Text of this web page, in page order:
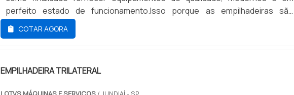
perfeito estado de funcionamento.Isso porque as empilhadeiras são
máquinas muito importante e a locação é a solução ideal para os casos em
que precisam utilizar por pouco tempo, e e assim contam com um custo
menor nessas ocasiões.Vale ressaltar ainda que as empresas que fazem a
todos os serviços necessários, tais como a manutenção e prestar toda a
assistência necessária caso ocorrer algum possível problema com o
COTAR AGORA
EMPILHADEIRA TRILATERAL